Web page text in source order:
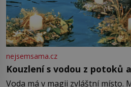
nejsemsama.cz
Kouzlení s vodou z potoků
Voda má v magii zvláštní místo.